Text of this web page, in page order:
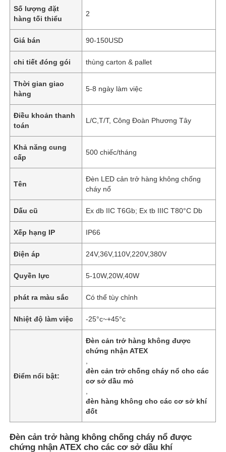
Số lượng đặt
hàng tối thiểu
2
Giá bán 90-150USD
chi tiết đóng gói thùng carton & pallet
Thời gian giao
hàng
5-8 ngày làm việc
Điều khoản thanh
toán
L/C,T/T, Công Đoàn Phương Tây
Khả năng cung
cấp
500 chiếc/tháng
Tên
Đèn LED cản trở hàng không chống
cháy nổ
Dấu cũ Ex db IIC T6Gb; Ex tb IIIC T80°C Db
Xếp hạng IP IP66
Điện áp 24V,36V,110V,220V,380V
Quyền lực 5-10W,20W,40W
phát ra màu sắc Có thể tùy chỉnh
Nhiệt độ làm việc -25°c~+45°c
Điểm nổi bật:
Đèn cản trở hàng không được
chứng nhận ATEX
đèn cản trở chống cháy nổ cho các
cơ sở dầu mỏ
đèn hàng không cho các cơ sở khí
đốt
Đèn cản trở hàng không chống cháy nổ được
chứng nhận ATEX cho các cơ sở dầu khí